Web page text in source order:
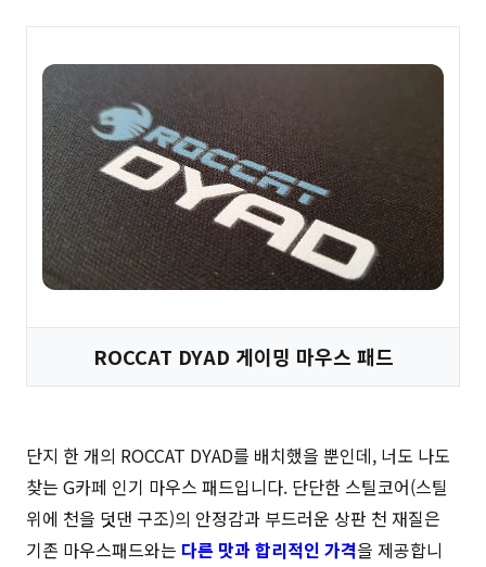
ROCCAT DYAD 게이밍 마우스 패드
단지 한 개의 ROCCAT DYAD를 배치했을 뿐인데, 너도 나도
찾는 G카페 인기 마우스 패드입니다. 단단한 스틸코어(스틸
위에 천을 덧댄 구조)의 안정감과 부드러운 상판 천 재질은
기존 마우스패드와는 다른 맛과 합리적인 가격을 제공합니